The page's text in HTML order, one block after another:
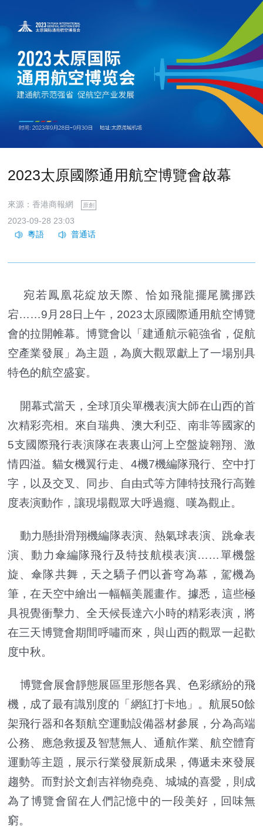
2023太原國際通用航空博覽會啟幕
來源：香港商報網 原創
2023-09-28 23:03
宛若鳳凰花綻放天際、恰如飛龍擺尾騰挪跌
宕……9月28日上午，2023太原國際通用航空博覽
會的拉開帷幕。博覽會以「建通航示範強省，促航
空產業發展」為主題，為廣大觀眾獻上了一場別具
特色的航空盛宴。
開幕式當天，全球頂尖單機表演大師在山西的首
次精彩亮相。來自瑞典、澳大利亞、南非等國家的
5支國際飛行表演隊在表裏山河上空盤旋翱翔、激
情四溢。貓女機翼行走、4機7機編隊飛行、空中打
字，以及交叉、同步、自由式等方陣特技飛行高難
度表演動作，讓現場觀眾大呼過癮、嘆為觀止。
動力懸掛滑翔機編隊表演、熱氣球表演、跳傘表
演、動力傘編隊飛行及特技航模表演……單機盤
旋、傘隊共舞，天之驕子們以蒼穹為幕，駕機為
筆，在天空中繪出一幅幅美麗畫作。據悉，這些極
具視覺衝擊力、全天候長達六小時的精彩表演，將
在三天博覽會期間呼嘯而來，與山西的觀眾一起歡
度中秋。
博覽會展會靜態展區里形態各異、色彩繽紛的飛
機，成了最有識別度的「網紅打卡地」。航展50餘
架飛行器和各類航空運動設備器材參展，分為高端
公務、應急救援及智慧無人、通航作業、航空體育
運動等主題，展示行業發展新成果，傳遞未來發展
趨勢。而對於文創吉祥物堯堯、城城的喜愛，則成
為了博覽會留在人們記憶中的一段美好，回味無
窮。